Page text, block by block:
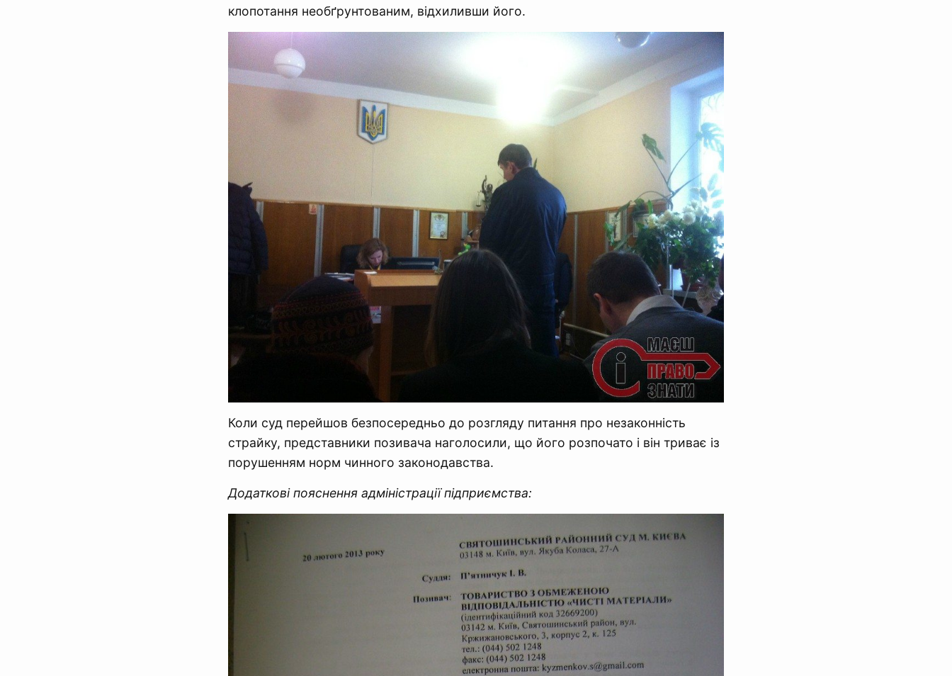
клопотання необґрунтованим, відхиливши його.
Коли суд перейшов безпосередньо до розгляду питання про незаконність
страйку, представники позивача наголосили, що його розпочато і він триває із
порушенням норм чинного законодавства.
Додаткові пояснення адміністрації підприємства: